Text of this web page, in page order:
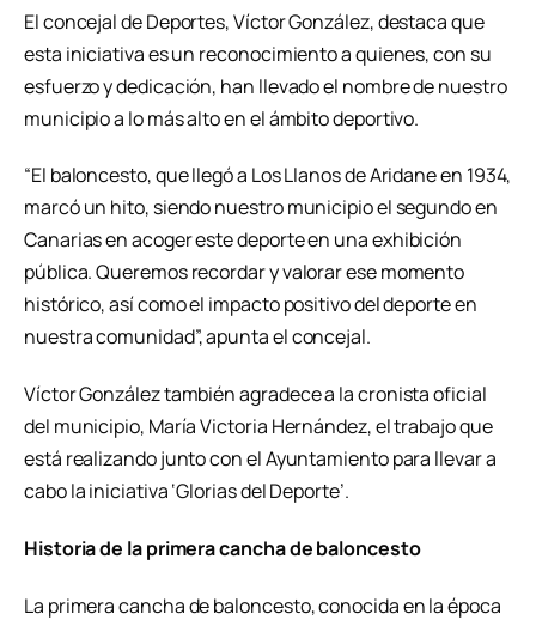
El concejal de Deportes, Víctor González, destaca que
esta iniciativa es un reconocimiento a quienes, con su
esfuerzo y dedicación, han llevado el nombre de nuestro
municipio a lo más alto en el ámbito deportivo.
“El baloncesto, que llegó a Los Llanos de Aridane en 1934,
marcó un hito, siendo nuestro municipio el segundo en
Canarias en acoger este deporte en una exhibición
pública. Queremos recordar y valorar ese momento
histórico, así como el impacto positivo del deporte en
nuestra comunidad”, apunta el concejal.
Víctor González también agradece a la cronista oficial
del municipio, María Victoria Hernández, el trabajo que
está realizando junto con el Ayuntamiento para llevar a
cabo la iniciativa ‘Glorias del Deporte’.
Historia de la primera cancha de baloncesto
La primera cancha de baloncesto, conocida en la época